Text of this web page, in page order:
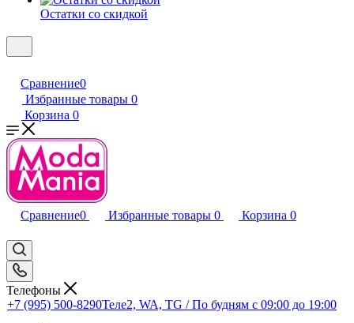
Остатки со скидкой
Сравнение0
Избранные товары 0
Корзина 0
Сравнение0 Избранные товары 0 Корзина 0
Телефоны
+7 (995) 500-8290Теле2, WA, TG / По будням c 09:00 до 19:00